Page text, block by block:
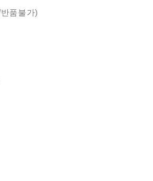
품불가)